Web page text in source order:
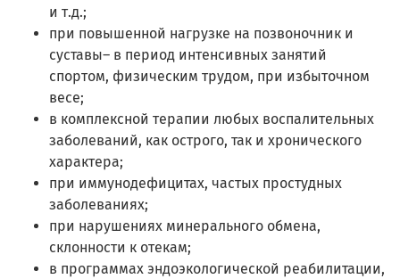
и т.д.;
при повышенной нагрузке на позвоночник и
суставы– в период интенсивных занятий
спортом, физическим трудом, при избыточном
весе;
в комплексной терапии любых воспалительных
заболеваний, как острого, так и хронического
характера;
при иммунодефицитах, частых простудных
заболеваниях;
при нарушениях минерального обмена,
склонности к отекам;
в программах эндоэкологической реабилитации,